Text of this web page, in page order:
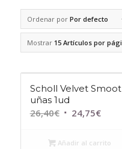
Ordenar por Por defecto
Mostrar 15 Artículos por
Scholl Velvet
uñas 1ud
26,40€ El
original
24,75€El
actual
Añadir al carrito